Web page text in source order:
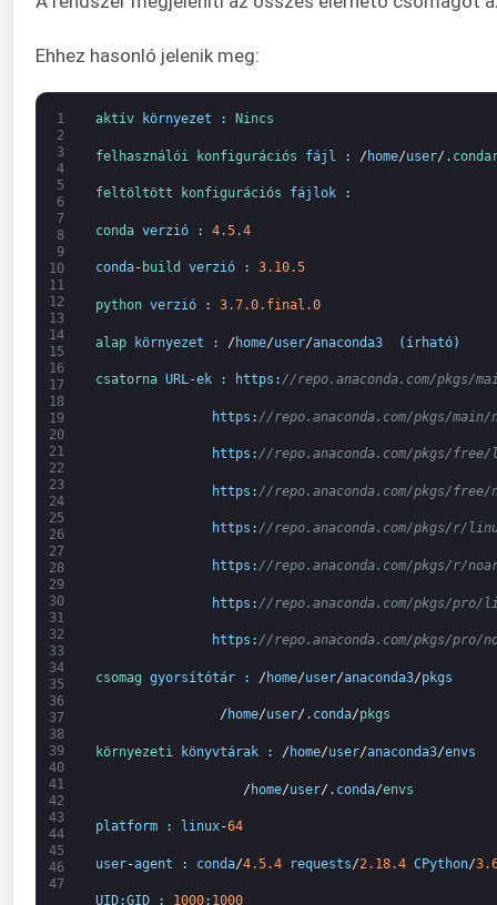
Ehhez hasonló jelenik meg:
1
2
3
4
5
6
7
8
9
10
11
12
13
14
15
16
17
18
19
20
21
22
23
24
25
26
27
28
29
30
31
32
33
34
35
36
37
38
39
40
41
42
43
44
45
46
47
aktív környezet : Nincs
felhasználói konfigurációs fájl : / home/user/ .
feltöltött konfigurációs fájlok :
conda verzió : 4.5.4
conda- build verzió : 3.10.5
python verzió : 3.7.0.final.0
alap környezet : / home/user/anaconda3 ( írható)
csatorna URL-ek : https : //repo.anaconda.com/pkgs/
https : //repo.anaconda.com/pkgs/main/
https : //repo.anaconda.com/pkgs/
https : //repo.anaconda.com/pkgs/free/
https : //repo.anaconda.com/pkgs/r/
https : //repo.anaconda.com/pkgs/r/
https : //repo.anaconda.com/pkgs/pro/
https : //repo.anaconda.com/pkgs/pro/
csomag gyorsítótár : / home/user/anaconda3/pkgs
/ home/user/ . conda/pkgs
környezeti könyvtárak : / home/user/anaconda3/envs
/ home/user/ . conda/envs
platform : linux-64
user-agent : conda/4.5.4 requests/2.18.4 CPython/
UID:GID : 1000: 1000